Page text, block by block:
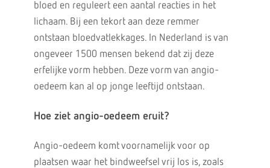
bloed en reguleert een aantal reacties in het
lichaam. Bij een tekort aan deze remmer
ontstaan bloedvatlekkages. In Nederland is van
ongeveer 1500 mensen bekend dat zij deze
erfelijke vorm hebben. Deze vorm van angio-
oedeem kan al op jonge leeftijd ontstaan.
Hoe ziet angio-oedeem eruit?
Angio-oedeem komt voornamelijk voor op
plaatsen waar het bindweefsel vrij los is, zoals